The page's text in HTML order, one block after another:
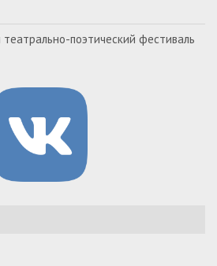
поэтический фестиваль